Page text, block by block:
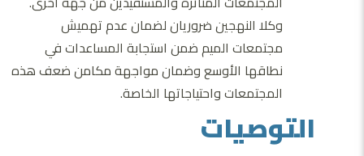
وكلا النهجين ضروريان لضمان عدم تهميش
مجتمعات الميم ضمن استجابة المساعدات في
نطاقها الأوسع وضمان مواجهة مكامن ضعف هذه
المجتمعات واحتياجاتها الخاصة.
التوصيات